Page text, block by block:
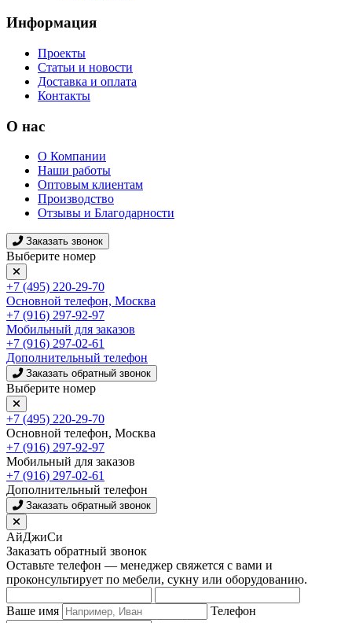
Информация
Проекты
Статьи и новости
Доставка и оплата
Контакты
О нас
О Компании
Наши работы
Оптовым клиентам
Производство
Отзывы и Благодарности
Заказать звонок
Выберите номер
+7 (495) 220-29-70
Основной телефон, Москва
+7 (916) 297-92-97
Мобильный для заказов
+7 (916) 297-02-61
Дополнительный телефон
Заказать обратный звонок
Выберите номер
+7 (495) 220-29-70
Основной телефон, Москва
+7 (916) 297-92-97
Мобильный для заказов
+7 (916) 297-02-61
Дополнительный телефон
Заказать обратный звонок
АйДжиСи
Заказать обратный звонок
Оставьте телефон — менеджер свяжется с вами и
проконсультирует по мебели, сукну или оборудованию.
Ваше имя
Телефон